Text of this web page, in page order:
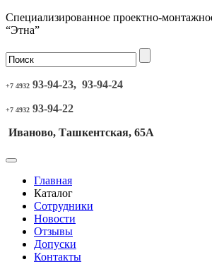
Специализированное проектно-
“Этна”
+7 4932 93-94-23, 93-94-24
+7 4932 93-94-22
Иваново, Ташкентская, 65А
Главная
Каталог
Сотрудники
Новости
Отзывы
Допуски
Контакты